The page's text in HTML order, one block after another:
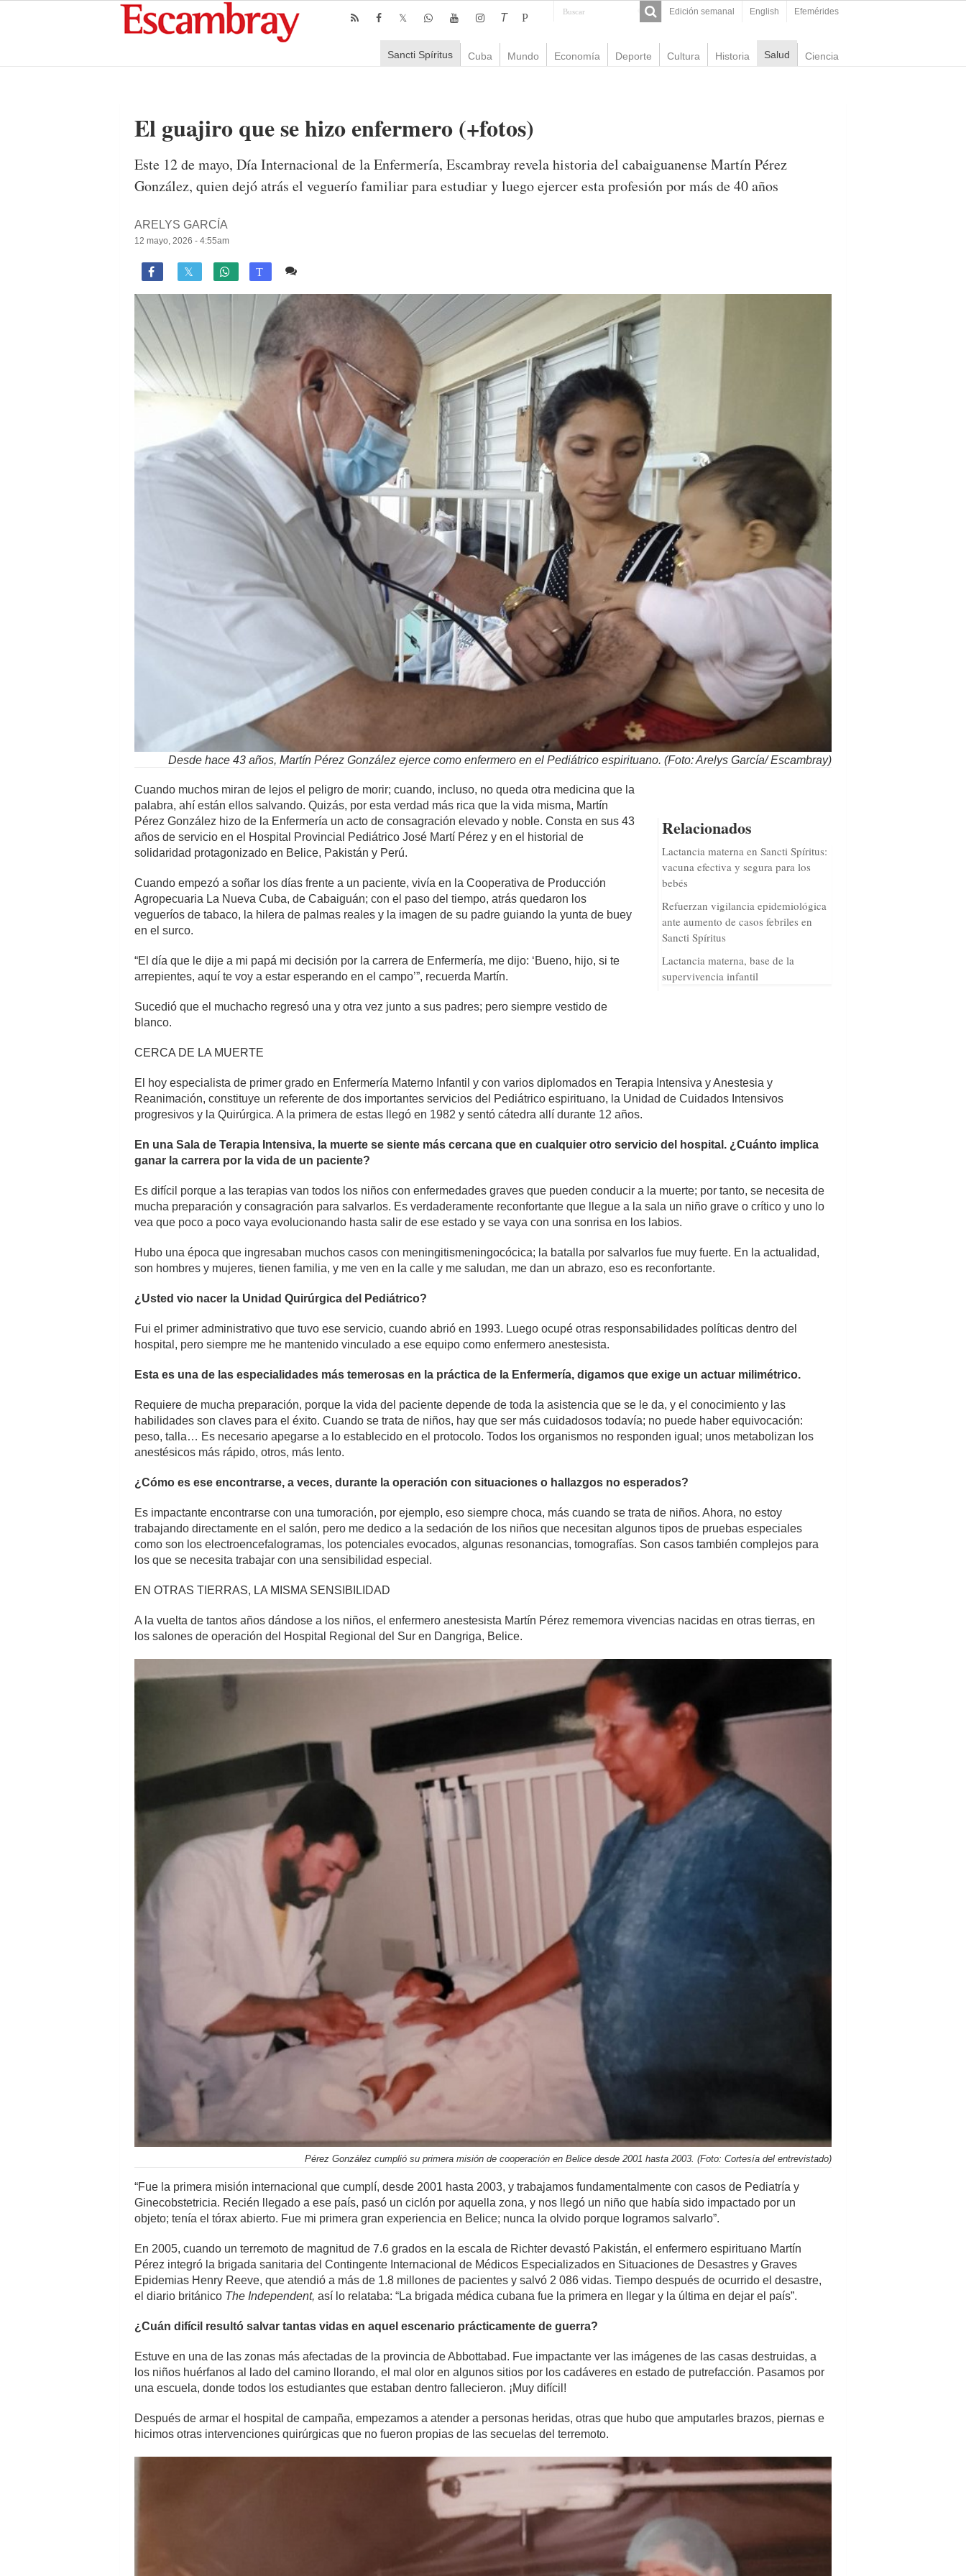
Edición semanal English Efemérides
T P
Sancti Spíritus Cuba Mundo Economía Deporte Cultura Historia Salud Ciencia
El guajiro que se hizo enfermero (+fotos)
Este 12 de mayo, Día Internacional de la Enfermería, Escambray revela historia del cabaiguanense Martín Pérez
González, quien dejó atrás el veguerío familiar para estudiar y luego ejercer esta profesión por más de 40 años
ARELYS GARCÍA
12 mayo, 2026 - 4:55am
 T
Desde hace 43 años, Martín Pérez González ejerce como enfermero en el Pediátrico espirituano. (Foto: Arelys García/ Escambray)
Relacionados
Lactancia materna en Sancti Spíritus:
vacuna efectiva y segura para los
bebés
Refuerzan vigilancia epidemiológica
ante aumento de casos febriles en
Sancti Spíritus
Lactancia materna, base de la
supervivencia infantil
Cuando muchos miran de lejos el peligro de morir; cuando, incluso, no queda otra medicina que la
palabra, ahí están ellos salvando. Quizás, por esta verdad más rica que la vida misma, Martín
Pérez González hizo de la Enfermería un acto de consagración elevado y noble. Consta en sus 43
años de servicio en el Hospital Provincial Pediátrico José Martí Pérez y en el historial de
solidaridad protagonizado en Belice, Pakistán y Perú.
Cuando empezó a soñar los días frente a un paciente, vivía en la Cooperativa de Producción
Agropecuaria La Nueva Cuba, de Cabaiguán; con el paso del tiempo, atrás quedaron los
vegueríos de tabaco, la hilera de palmas reales y la imagen de su padre guiando la yunta de buey
en el surco.
“El día que le dije a mi papá mi decisión por la carrera de Enfermería, me dijo: ‘Bueno, hijo, si te
arrepientes, aquí te voy a estar esperando en el campo’”, recuerda Martín.
Sucedió que el muchacho regresó una y otra vez junto a sus padres; pero siempre vestido de
blanco.
CERCA DE LA MUERTE
El hoy especialista de primer grado en Enfermería Materno Infantil y con varios diplomados en Terapia Intensiva y Anestesia y
Reanimación, constituye un referente de dos importantes servicios del Pediátrico espirituano, la Unidad de Cuidados Intensivos
progresivos y la Quirúrgica. A la primera de estas llegó en 1982 y sentó cátedra allí durante 12 años.
En una Sala de Terapia Intensiva, la muerte se siente más cercana que en cualquier otro servicio del hospital. ¿Cuánto implica
ganar la carrera por la vida de un paciente?
Es difícil porque a las terapias van todos los niños con enfermedades graves que pueden conducir a la muerte; por tanto, se necesita de
mucha preparación y consagración para salvarlos. Es verdaderamente reconfortante que llegue a la sala un niño grave o crítico y uno lo
vea que poco a poco vaya evolucionando hasta salir de ese estado y se vaya con una sonrisa en los labios.
Hubo una época que ingresaban muchos casos con meningitismeningocócica; la batalla por salvarlos fue muy fuerte. En la actualidad,
son hombres y mujeres, tienen familia, y me ven en la calle y me saludan, me dan un abrazo, eso es reconfortante.
¿Usted vio nacer la Unidad Quirúrgica del Pediátrico?
Fui el primer administrativo que tuvo ese servicio, cuando abrió en 1993. Luego ocupé otras responsabilidades políticas dentro del
hospital, pero siempre me he mantenido vinculado a ese equipo como enfermero anestesista.
Esta es una de las especialidades más temerosas en la práctica de la Enfermería, digamos que exige un actuar milimétrico.
Requiere de mucha preparación, porque la vida del paciente depende de toda la asistencia que se le da, y el conocimiento y las
habilidades son claves para el éxito. Cuando se trata de niños, hay que ser más cuidadosos todavía; no puede haber equivocación:
peso, talla… Es necesario apegarse a lo establecido en el protocolo. Todos los organismos no responden igual; unos metabolizan los
anestésicos más rápido, otros, más lento.
¿Cómo es ese encontrarse, a veces, durante la operación con situaciones o hallazgos no esperados?
Es impactante encontrarse con una tumoración, por ejemplo, eso siempre choca, más cuando se trata de niños. Ahora, no estoy
trabajando directamente en el salón, pero me dedico a la sedación de los niños que necesitan algunos tipos de pruebas especiales
como son los electroencefalogramas, los potenciales evocados, algunas resonancias, tomografías. Son casos también complejos para
los que se necesita trabajar con una sensibilidad especial.
EN OTRAS TIERRAS, LA MISMA SENSIBILIDAD
A la vuelta de tantos años dándose a los niños, el enfermero anestesista Martín Pérez rememora vivencias nacidas en otras tierras, en
los salones de operación del Hospital Regional del Sur en Dangriga, Belice.
Pérez González cumplió su primera misión de cooperación en Belice desde 2001 hasta 2003. (Foto: Cortesía del entrevistado)
“Fue la primera misión internacional que cumplí, desde 2001 hasta 2003, y trabajamos fundamentalmente con casos de Pediatría y
Ginecobstetricia. Recién llegado a ese país, pasó un ciclón por aquella zona, y nos llegó un niño que había sido impactado por un
objeto; tenía el tórax abierto. Fue mi primera gran experiencia en Belice; nunca la olvido porque logramos salvarlo”.
En 2005, cuando un terremoto de magnitud de 7.6 grados en la escala de Richter devastó Pakistán, el enfermero espirituano Martín
Pérez integró la brigada sanitaria del Contingente Internacional de Médicos Especializados en Situaciones de Desastres y Graves
Epidemias Henry Reeve, que atendió a más de 1.8 millones de pacientes y salvó 2 086 vidas. Tiempo después de ocurrido el desastre,
el diario británico The Independent, así lo relataba: “La brigada médica cubana fue la primera en llegar y la última en dejar el país”.
¿Cuán difícil resultó salvar tantas vidas en aquel escenario prácticamente de guerra?
Estuve en una de las zonas más afectadas de la provincia de Abbottabad. Fue impactante ver las imágenes de las casas destruidas, a
los niños huérfanos al lado del camino llorando, el mal olor en algunos sitios por los cadáveres en estado de putrefacción. Pasamos por
una escuela, donde todos los estudiantes que estaban dentro fallecieron. ¡Muy difícil!
Después de armar el hospital de campaña, empezamos a atender a personas heridas, otras que hubo que amputarles brazos, piernas e
hicimos otras intervenciones quirúrgicas que no fueron propias de las secuelas del terremoto.